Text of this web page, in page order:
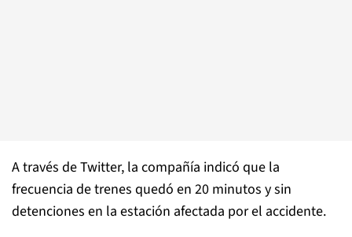
A través de Twitter, la compañía indicó que la
frecuencia de trenes quedó en 20 minutos y sin
detenciones en la estación afectada por el accidente.